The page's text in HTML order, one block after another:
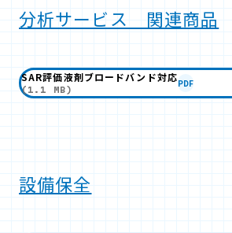
分析サービス 関連商品
SAR評価液剤ブロードバンド対応
(1.1 MB)
PDF
設備保全